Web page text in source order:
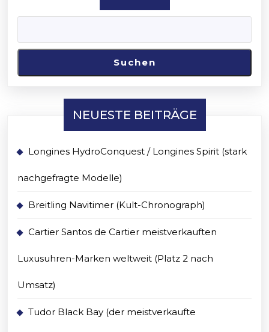
Suchen
NEUESTE BEITRÄGE
Longines HydroConquest / Longines Spirit (stark
nachgefragte Modelle)
Breitling Navitimer (Kult-Chronograph)
Cartier Santos de Cartier meistverkauften
Luxusuhren-Marken weltweit (Platz 2 nach
Umsatz)
Tudor Black Bay (der meistverkaufte